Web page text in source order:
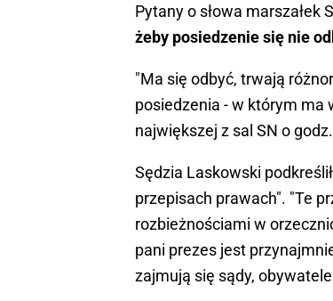
Pytany o słowa marszałek
żeby posiedzenie się nie
"Ma się odbyć, trwają
posiedzenia - w którym ma
największej z sal SN o
Sędzia Laskowski
przepisach prawach". "Te
rozbieżnościami w
pani prezes jest
zajmują się sądy,